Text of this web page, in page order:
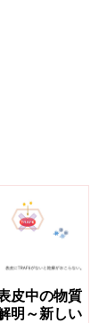
皮中の物質
明～新しい